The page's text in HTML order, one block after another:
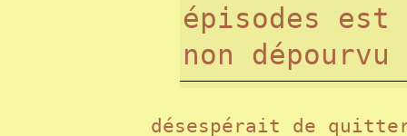
épisodes
non
désespérait de